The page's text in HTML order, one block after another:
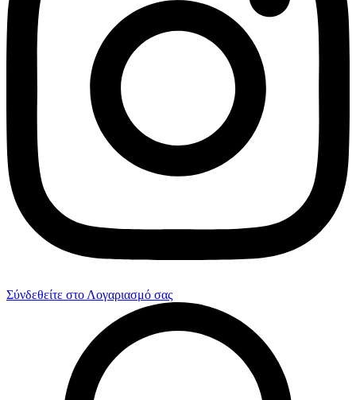
Σύνδεθείτε στο Λογαριασμό σας